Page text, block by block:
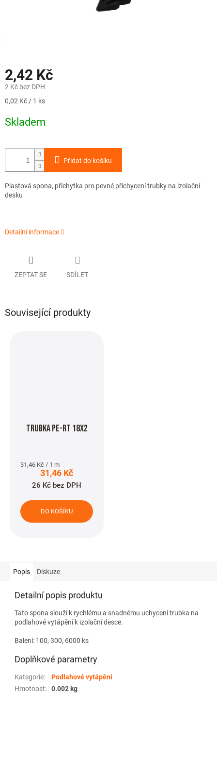
2,42 Kč
2 Kč bez DPH
Měrná
0,02 Kč / 1 ks
Skladem
Přidat do košíku
Plastová spona, příchytka pro pevné přichycení trubky na izolační
desku
Detailní informace
ZEPTAT SE SDÍLET
Související produkty
Trubka PE-RT 18x2
26 Kč bez DPH
31,46 Kč
Měrná
31,46 Kč / 1 m
DO KOŠÍKU
Popis Diskuze
Detailní popis produktu
Tato spona slouží k rychlému a snadnému uchycení trubka na
podlahové vytápění k izolační desce.
Balení: 100, 300, 6000 ks
Doplňkové parametry
Kategorie:
Podlahové vytápění
Hmotnost: 0.002 kg